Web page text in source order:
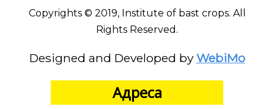
Copyrights © 2019, Institute of bast crops. All
Rights Reserved.
Designed and Developed by WebiMo
Адреса